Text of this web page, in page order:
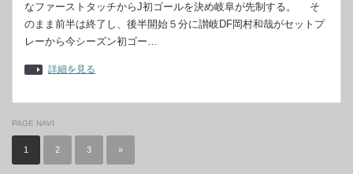
なファーストタッチからJ初ゴールを決め岐阜が先制する。 そ
のまま前半は終了し、後半開始５分に讃岐DF岡村和哉がセットプ
レーから今シーズン初ゴー…
詳細を見る
PAGE NAVI
1 2 3 »